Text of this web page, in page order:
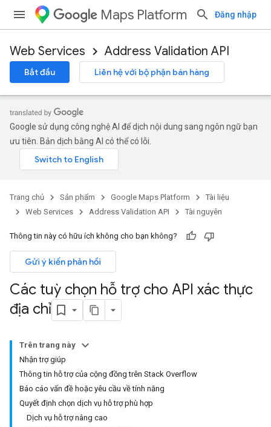
Maps Platform Đăng nhập
Web Services Address Validation API
Bắt đầu Liên hệ với bộ phận bán hàng
Google sử dụng công nghệ AI để dịch nội dung sang ngôn ngữ bạn
ưu tiên. Bản dịch bằng AI có thể có lỗi.
Trang chủ Sản phẩm Google Maps Platform
Tài liệu
Web Services
Address Validation API Tài nguyên
Thông tin này có hữu ích không cho bạn không?
Gửi ý kiến phản hồi
Các tuỳ chọn hỗ trợ cho API xác thực
địa chỉ
Trên trang này
Nhận trợ giúp
Thông tin hỗ trợ của cộng đồng trên Stack Overflow
Báo cáo vấn đề hoặc yêu cầu về tính năng
Quyết định chọn dịch vụ hỗ trợ phù hợp
Dịch vụ hỗ trợ nâng cao